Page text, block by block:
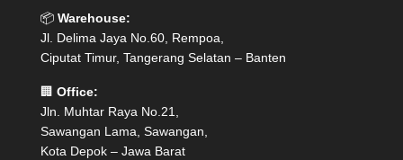
📦 Warehouse:
Jl. Delima Jaya No.60, Rempoa,
Ciputat Timur, Tangerang Selatan – Banten
🏢 Office:
Jln. Muhtar Raya No.21,
Sawangan Lama, Sawangan,
Kota Depok – Jawa Barat